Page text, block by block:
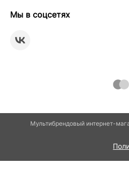
Мы в соцсетях
Мультибрендовый интернет-